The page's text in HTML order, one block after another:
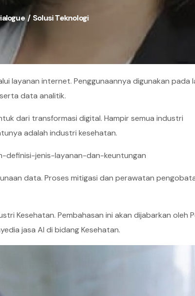
Solusi Teknologi
layanan internet. Penggunaannya digunakan pada
data analitik.
dari transformasi digital. Hampir semua industri
adalah industri kesehatan.
jenis-layanan-dan-keuntungan
data. Proses mitigasi dan perawatan
Kesehatan. Pembahasan ini akan dijabarkan oleh
jasa AI di bidang Kesehatan.